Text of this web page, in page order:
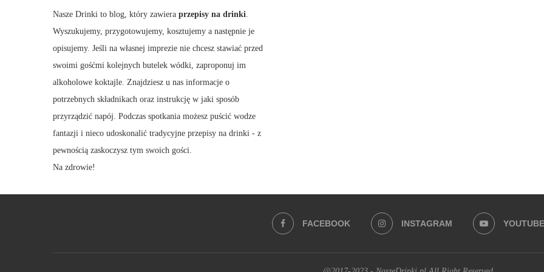
Nasze Drinki to blog, który zawiera przepisy na drinki
Wyszukujemy, przygotowujemy, kosztujemy a następnie je
opisujemy. Jeśli na własnej imprezie nie chcesz stawiać przed
swoimi gośćmi kolejnych butelek wódki, zaproponuj im
alkoholowe koktajle. Znajdziesz u nas informacje o
potrzebnych składnikach oraz instrukcję w jaki sposób
przyrządzić napój. Podczas spotkania możesz puścić wodze
fantazji i nieco udoskonalić tradycyjne przepisy na drinki - z
pewnością zaskoczysz tym swoich gości.
Na zdrowie!
FACEBOOK INSTAGRAM YOUTUBE